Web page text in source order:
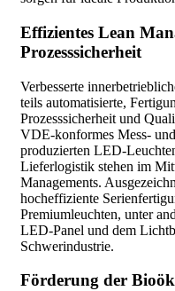
Effizientes Lean
Prozesssicherheit
Verbesserte
teils automatisierte,
Prozesssicherheit und
VDE-konformes Mess-
produzierten LED-
Lieferlogistik stehen im
Managements.
hocheffiziente
Premiumleuchten, unter
LED-Panel und dem
Schwerindustrie.
Förderung der